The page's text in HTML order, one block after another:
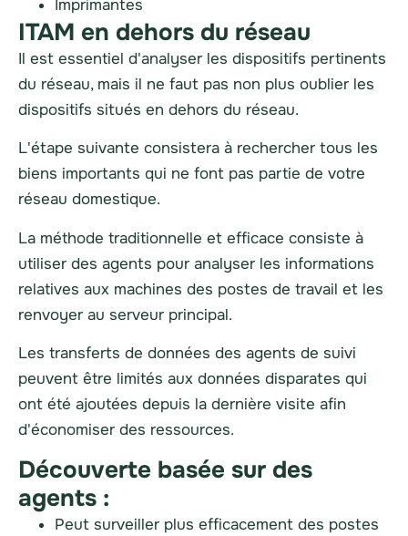
Imprimantes
ITAM en dehors du réseau
Il est essentiel d'analyser les dispositifs pertinents
du réseau, mais il ne faut pas non plus oublier les
dispositifs situés en dehors du réseau.
L'étape suivante consistera à rechercher tous les
biens importants qui ne font pas partie de votre
réseau domestique.
La méthode traditionnelle et efficace consiste à
utiliser des agents pour analyser les informations
relatives aux machines des postes de travail et les
renvoyer au serveur principal.
Les transferts de données des agents de suivi
peuvent être limités aux données disparates qui
ont été ajoutées depuis la dernière visite afin
d'économiser des ressources.
Découverte basée sur des
agents :
Peut surveiller plus efficacement des postes